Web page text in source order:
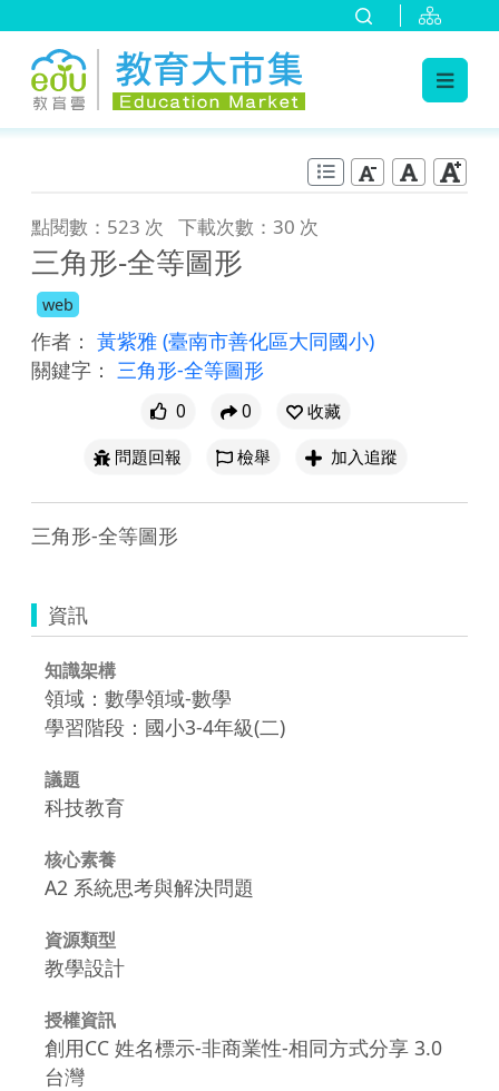
點閱數：523 次 下載次數：30 次
三角形-全等圖形
web
作者： 黃紫雅 (臺南市善化區大同國小)
關鍵字： 三角形-全等圖形
0 0
收藏
問題回報
檢舉 加入追蹤
資訊
知識架構
領域：數學領域-數學
學習階段：國小3-4年級(二)
議題
科技教育
核心素養
A2 系統思考與解決問題
資源類型
教學設計
授權資訊
創用CC 姓名標示-非商業性-相同方式分享 3.0
台灣